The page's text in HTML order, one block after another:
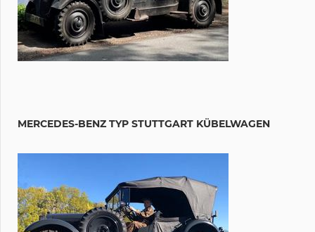
MERCEDES-BENZ TYP STUTTGART KÜBELWAGEN